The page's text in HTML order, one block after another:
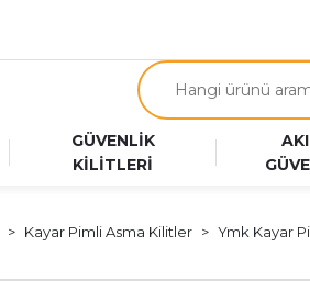
GÜVENLİK
KİLİTLERİ
Kayar Pimli Asma Kilitler Ymk Kayar